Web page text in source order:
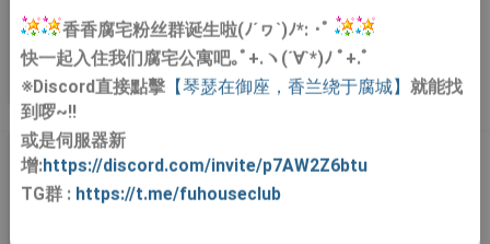
一直盯着他似的，不断在各种场合现身，甚至在深陷危险
时也是最先前来。 面对这样的泰律，时真开始产生了微
妙的情感... 「如果发生意外，Alpha小组会在60秒以内前
来保护博士。」 异能者郑泰律和普通人白时真，究竟会
连载
个债务人，没想到却在那里遇见了债务人的儿子熙度。
两人初次见面，熙度就被吓到尿裤子，于是禹乐就判断熙
度是个心灵脆弱的家伙。 为了讨债，禹乐重新闯入熙度
我之前，我要把你囚禁起来……」
作者：무스,이나이,평
更新至第43话
而拥有神秘力量，并且让朱虎化为人身的，则是熙宪。儿
香香腐宅粉丝群诞生啦(ﾉ´ヮ`)ﾉ*: ･ﾟ
快一起入住我们腐宅公寓吧｡ﾟ+.ヽ(´∀`*)ﾉ ﾟ+.ﾟ
※Discord直接點擊【琴瑟在御座，香兰绕于腐城】 就能找
到啰~!!
或是伺服器新
增:https://discord.com/invite/p7AW2Z6btu
TG群: https://t.me/fuhouseclub